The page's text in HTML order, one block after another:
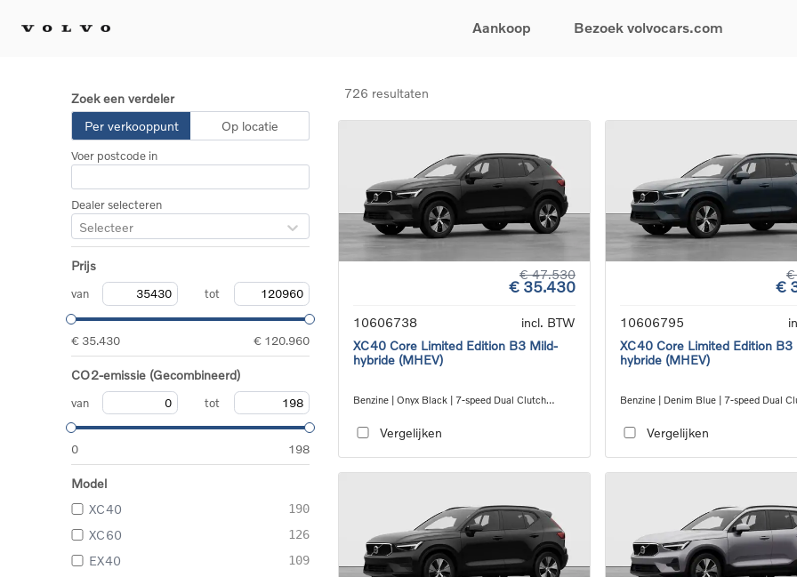
Aankoop
EX40
EC40
EX90
ES90
XC40
Plug-inhybride auto's
Mild hybrid auto's
Break
Sedan
Bezoek volvocars.com
Tijdelijke aanbiedingen
Gecertificeerde
tweedehandswagens
Fleet & Bedrijfswagens
Diplomatic & Special sales
Verzekeringen
Onderhoud &
Overname van uw
Volvo Support
Garantie
24/7
Zoek een verdeler
Per verkooppunt
Op locatie
Voer postcode in
Dealer selecteren
Selecteer
Prijs
van tot
€ 35.430 € 120.960
CO2-emissie (Gecombineerd)
van tot
0 198
Model
XC40
190
XC60 126
EX40 109
726 resultaten
€ 47.530
€ 35.430
10606738
incl. BTW
XC40 Core Limited Edition B3 Mild-
hybride (MHEV)
Benzine | Onyx Black | 7-speed Dual Clutch
Vergelijken
€
€
10606795
XC40 Core Limited Edition B3
hybride (MHEV)
Benzine | Denim Blue | 7-speed Dual
Vergelijken